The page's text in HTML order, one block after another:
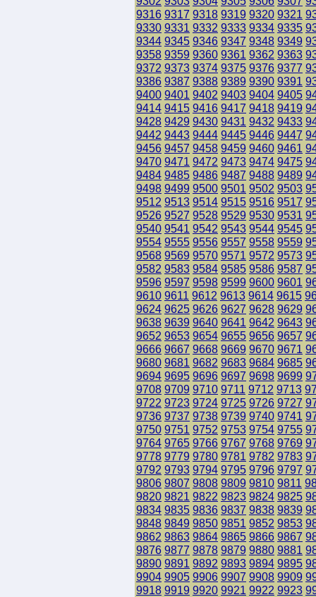
9316 9317 9318 9319 9320 9321
9330 9331 9332 9333 9334 9335
9344 9345 9346 9347 9348 9349
9358 9359 9360 9361 9362 9363
9372 9373 9374 9375 9376 9377
9386 9387 9388 9389 9390 9391
9400 9401 9402 9403 9404 9405
9414 9415 9416 9417 9418 9419
9428 9429 9430 9431 9432 9433
9442 9443 9444 9445 9446 9447
9456 9457 9458 9459 9460 9461
9470 9471 9472 9473 9474 9475
9484 9485 9486 9487 9488 9489
9498 9499 9500 9501 9502 9503
9512 9513 9514 9515 9516 9517
9526 9527 9528 9529 9530 9531
9540 9541 9542 9543 9544 9545
9554 9555 9556 9557 9558 9559
9568 9569 9570 9571 9572 9573
9582 9583 9584 9585 9586 9587
9596 9597 9598 9599 9600 9601
9610 9611 9612 9613 9614 9615
9624 9625 9626 9627 9628 9629
9638 9639 9640 9641 9642 9643
9652 9653 9654 9655 9656 9657
9666 9667 9668 9669 9670 9671
9680 9681 9682 9683 9684 9685
9694 9695 9696 9697 9698 9699
9708 9709 9710 9711 9712 9713
9722 9723 9724 9725 9726 9727
9736 9737 9738 9739 9740 9741
9750 9751 9752 9753 9754 9755
9764 9765 9766 9767 9768 9769
9778 9779 9780 9781 9782 9783
9792 9793 9794 9795 9796 9797
9806 9807 9808 9809 9810 9811
9820 9821 9822 9823 9824 9825
9834 9835 9836 9837 9838 9839
9848 9849 9850 9851 9852 9853
9862 9863 9864 9865 9866 9867
9876 9877 9878 9879 9880 9881
9890 9891 9892 9893 9894 9895
9904 9905 9906 9907 9908 9909
9918 9919 9920 9921 9922 9923